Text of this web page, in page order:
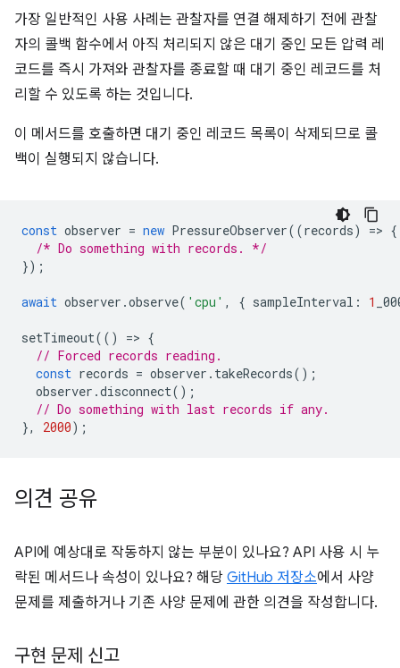
가장 일반적인 사용 사례는 관찰자를 연결 해제하기 전에 관찰
자의 콜백 함수에서 아직 처리되지 않은 대기 중인 모든 압력 레
코드를 즉시 가져와 관찰자를 종료할 때 대기 중인 레코드를 처
리할 수 있도록 하는 것입니다.
이 메서드를 호출하면 대기 중인 레코드 목록이 삭제되므로 콜
백이 실행되지 않습니다.
const observer = new PressureObserver((records) => {
/* Do something with records. */
});
await observer .observe( 'cpu' , { sampleInterval : 1
setTimeout(() => {
// Forced records reading.
const records = observer . takeRecords();
observer .disconnect();
// Do something with last records if any.
},
2000);
의견 공유
API에 예상대로 작동하지 않는 부분이 있나요? API 사용 시 누
락된 메서드나 속성이 있나요? 해당 GitHub 저장소에서 사양
문제를 제출하거나 기존 사양 문제에 관한 의견을 작성합니다.
구현 문제 신고